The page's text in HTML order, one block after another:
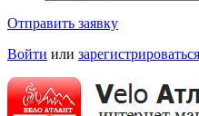
Отправить заявку
Войти или зарегистрироваться